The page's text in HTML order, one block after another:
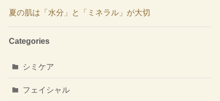
夏の肌は「水分」と「ミネラル」が大切
Categories
シミケア
フェイシャル